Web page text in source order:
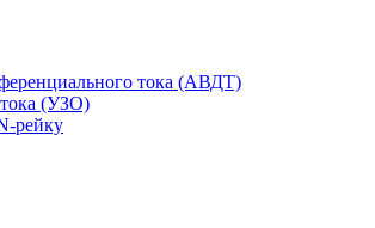
тока (АВДТ)
(УЗО)
рейку